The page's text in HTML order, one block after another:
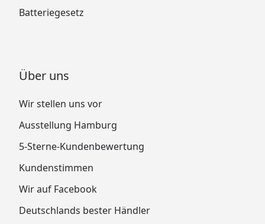
Batteriegesetz
Über uns
Wir stellen uns vor
Ausstellung Hamburg
5-Sterne-Kundenbewertung
Kundenstimmen
Wir auf Facebook
Deutschlands bester Händler